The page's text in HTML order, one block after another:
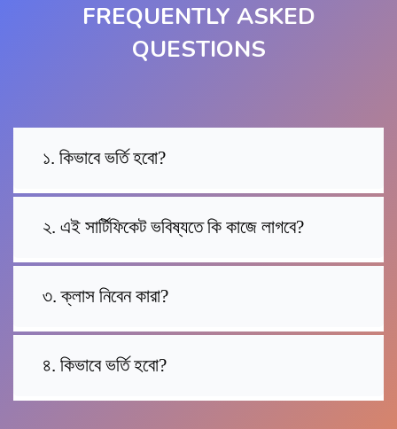
FREQUENTLY ASKED
QUESTIONS
১. কিভাবে ভর্তি হবো?
২. এই সার্টিফিকেট ভবিষ্যতে কি কাজে লাগবে?
৩. ক্লাস নিবেন কারা?
৪. কিভাবে ভর্তি হবো?